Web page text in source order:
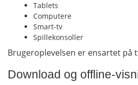
Tablets
Computere
Smart-tv
Spillekonsoller
Brugeroplevelsen er ensartet
Download og offline-